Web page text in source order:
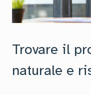
Trovare il
naturale e